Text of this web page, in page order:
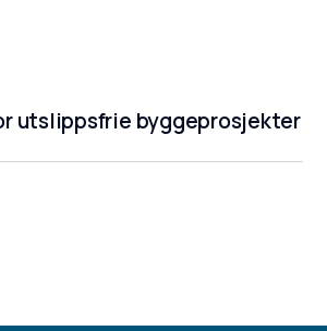
utslippsfrie byggeprosjekter